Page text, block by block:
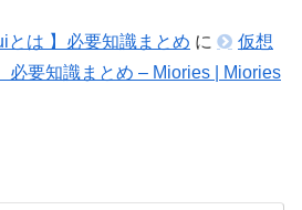
とは 】必要知識まとめ に
仮想
必要知識まとめ – Miories | Miories